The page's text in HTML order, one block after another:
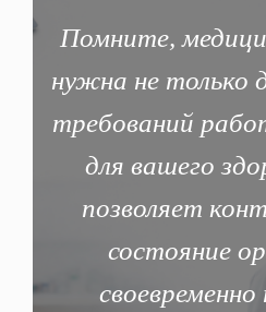
Помните,
нужна не только
требований
для вашего
позволяет
состояние
ул. Академика
Волгоградский
м. Динамо
ул. Расковой, д.
м. Китай-
Малый
м.
Русаковская